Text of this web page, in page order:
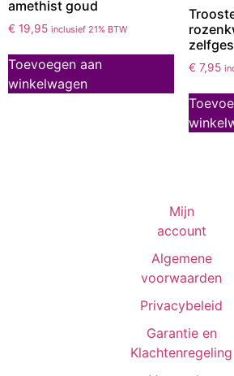
amethist goud
€ 19,95 inclusief 21% BTW
Toevoegen aan
winkelwagen
€ 7,95
Mijn
account
Algemene
voorwaarden
Privacybeleid
Garantie en
Klachtenregeling